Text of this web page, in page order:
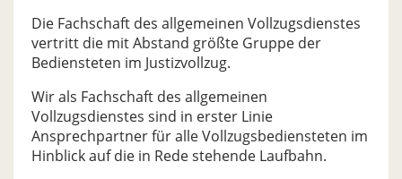
Die Fachschaft des allgemeinen Vollzugsdienstes
vertritt die mit Abstand größte Gruppe der
Bediensteten im Justizvollzug.
Wir als Fachschaft des allgemeinen
Vollzugsdienstes sind in erster Linie
Ansprechpartner für alle Vollzugsbediensteten im
Hinblick auf die in Rede stehende Laufbahn.